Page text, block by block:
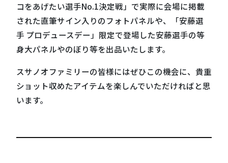
コをあげたい選⼿No.1決定戦」で実際に会場に掲載
された直筆サイン入りのフォトパネルや、「安藤選
手 プロデュースデー」限定で登場した安藤選手の等
身大パネルやのぼり等を出品いたします。
スサノオファミリーの皆様にはぜひこの機会に、貴重
ショット収めたアイテムを楽しんでいただければと思
います。